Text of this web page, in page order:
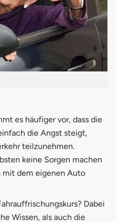
es häufiger vor, dass die
die Angst steigt,
teilzunehmen.
keine Sorgen machen
mit dem eigenen Auto
Dabei
Wissen, als auch die